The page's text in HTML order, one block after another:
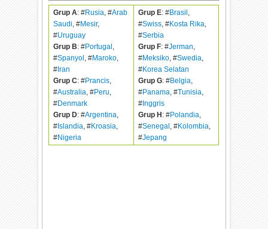
Grup A: #Rusia, #Arab
Saudi, #Mesir,
#Uruguay
Grup B: #Portugal ,
#Spanyol , #Maroko,
# Iran
Grup C: #Prancis,
#Australia, #Peru,
#Denmark
Grup D: #Argentina,
# Islandia, #Kroasia,
#Nigeria
Grup E: #Brasil ,
#Swiss, #Kosta Rika,
#Serbia
Grup F: #Jerman,
#Meksiko, #Swedia,
#Korea Selatan
Grup G: #Belgia,
#Panama, #Tunisia,
# Inggris
Grup H : #Polandia,
#Senegal , #Kolombia,
#Jepang